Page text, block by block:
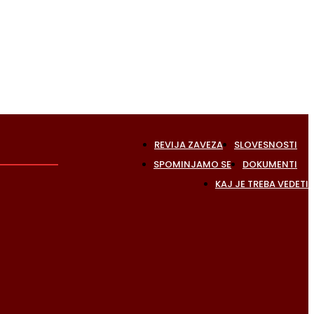
REVIJA ZAVEZA
SLOVESNOSTI
SPOMINJAMO SE
DOKUMENTI
KAJ JE TREBA VEDETI